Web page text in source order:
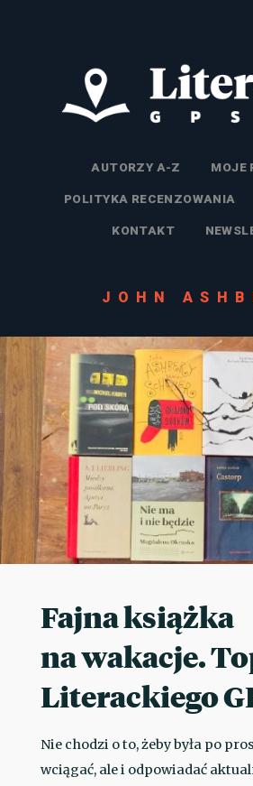
AUTORZY A-Z MOJE
POLITYKA RECENZOWANIA
KONTAKT
JOHN
Fajna książka
na wakacje.
Literackiego
Nie chodzi o to, żeby była po
wciągać, ale i odpowiadać